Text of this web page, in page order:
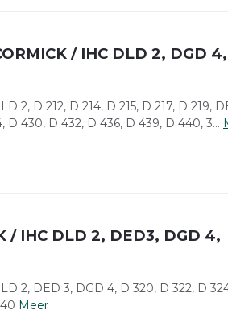
/ IHC DLD 2, DGD 4,
2, D 212, D 214, D 215, D 217, D 219,
D 430, D 432, D 436, D 439, D 440, 3...
/ IHC DLD 2, DED3, DGD 4,
2, DED 3, DGD 4, D 320, D 322, D
Meer